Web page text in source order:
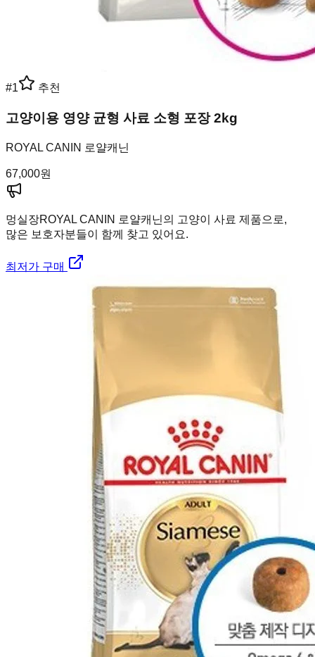
#1 추천
고양이용 영양 균형 사료 소형 포장 2kg
ROYAL CANIN 로얄캐닌
67,000원
멍실장ROYAL CANIN 로얄캐닌의 고양이 사료 제품으로,
많은 보호자분들이 함께 찾고 있어요.
최저가 구매